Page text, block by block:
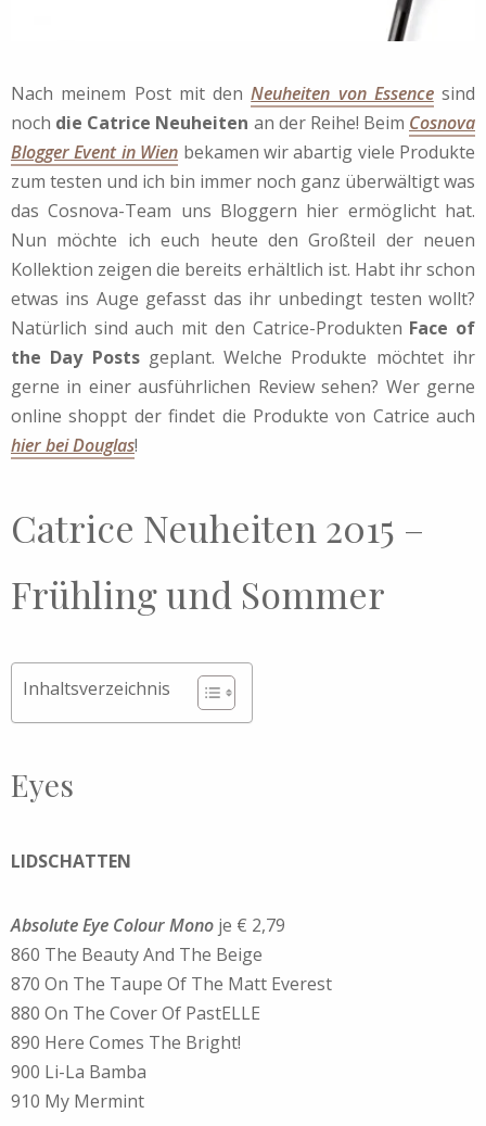
Nach meinem Post mit denNeuheiten von Essencesind
noch die Catrice Neuheiten an der Reihe! Beim Cosnova
Blogger Event in Wien bekamen wir abartig viele Produkte
zum testen und ich bin immer noch ganz überwältigt was
das Cosnova-Team uns Bloggern hier ermöglicht hat.
Nun möchte ich euch heute den Großteil der neuen
Kollektion zeigen die bereits erhältlich ist. Habt ihr schon
etwas ins Auge gefasst das ihr unbedingt testen wollt?
Natürlich sind auch mit den Catrice-Produkten Face of
the Day Postsgeplant. Welche Produkte möchtet ihr
gerne in einer ausführlichen Review sehen? Wer gerne
online shoppt der findet die Produkte von Catrice auch
hier bei Douglas!
Catrice Neuheiten 2015 –
Frühling und Sommer
Inhaltsverzeichnis
Eyes
LIDSCHATTEN
Absolute Eye Colour Mono je € 2,79
860 The Beauty And The Beige
870 On The Taupe Of The Matt Everest
880 On The Cover Of PastELLE
890 Here Comes The Bright!
900 Li-La Bamba
910 My Mermint